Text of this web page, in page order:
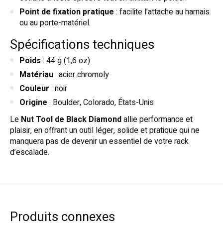
Point de fixation pratique : facilite l’attache au harnais
ou au porte-matériel.
Spécifications techniques
Poids : 44 g (1,6 oz)
Matériau: acier chromoly
Couleur : noir
Origine : Boulder, Colorado, États-Unis
Le Nut Tool de Black Diamondallie performance et
plaisir, en offrant un outil léger, solide et pratique qui ne
manquera pas de devenir un essentiel de votre rack
d’escalade.
Produits connexes